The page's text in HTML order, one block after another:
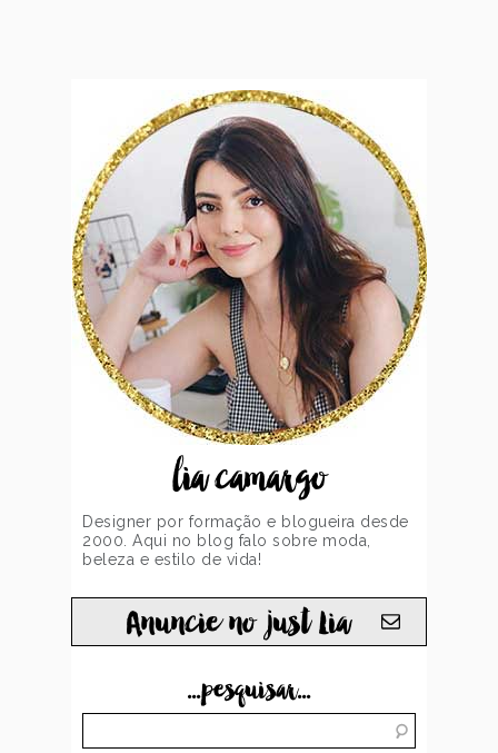
lia camargo
Designer por formação e blogueira desde
2000. Aqui no blog falo sobre moda,
beleza e estilo de vida!
Anuncie no just Lia
...pesquisar...